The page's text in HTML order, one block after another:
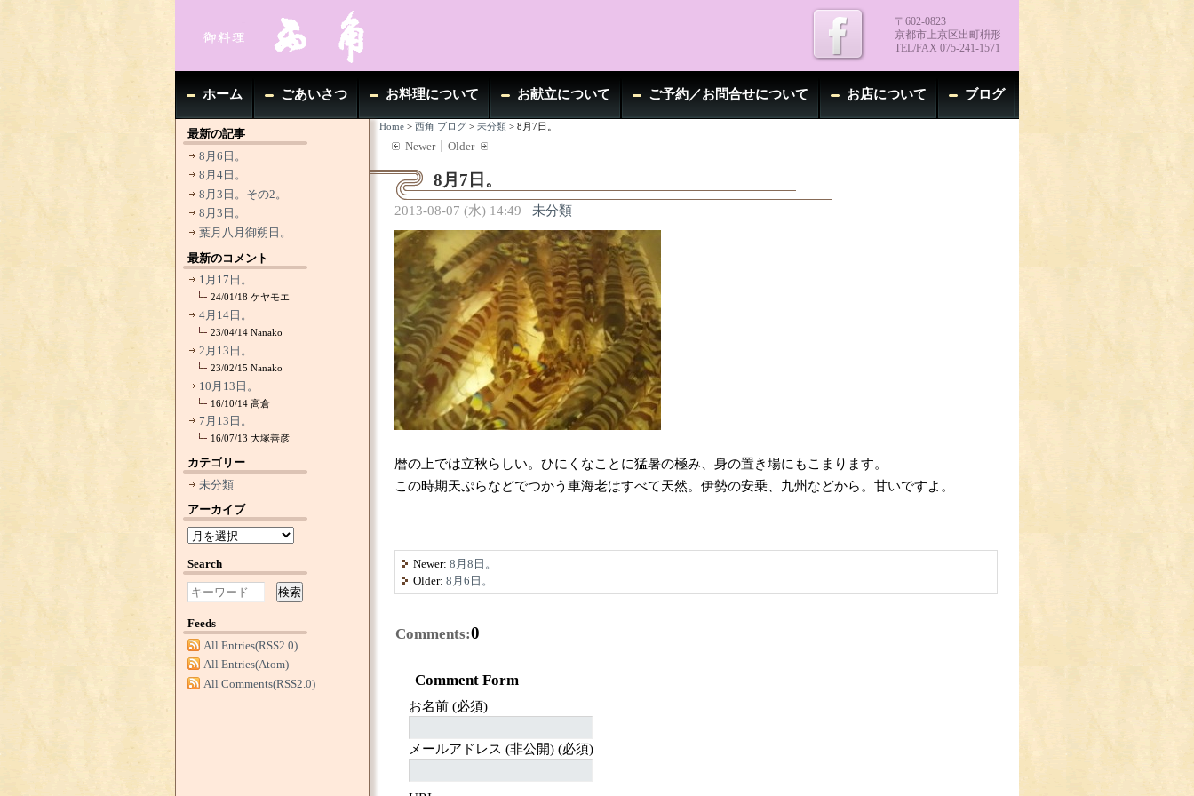
〒602-0823
京都市上京区出町枡形
TEL/FAX 075-241-1571
ホーム ごあいさつ お料理について お献立について ご予約／お問合せについて お店について ブログ
Home> 西角 ブログ> 未分類> 8月7日。
Newer Older
8月7日。
2013-08-07 (水) 14:49 未分類
暦の上では立秋らしい。ひにくなことに猛暑の極み、身の置き場にもこまります。
この時期天ぷらなどでつかう車海老はすべて天然。伊勢の安乗、九州などから。甘いですよ。
Newer:8月8日。
Older:8月6日。
Comments:0
Comment Form
お名前 (必須)
メールアドレス (非公開) (必須)
最新の記事
8月6日。
8月4日。
8月3日。その2。
8月3日。
葉月八月御朔日。
最新のコメント
1月17日。
24/01/18ケヤモエ
4月14日。
23/04/14Nanako
2月13日。
23/02/15Nanako
10月13日。
16/10/14高倉
7月13日。
16/07/13大塚善彦
カテゴリー
未分類
アーカイブ
Search
検索
Feeds
All Entries(RSS2.0)
All Entries(Atom)
All Comments(RSS2.0)